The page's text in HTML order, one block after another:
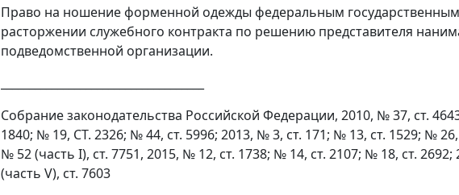
Право на ношение форменной одежды федеральным
расторжении служебного контракта по решению представителя
подведомственной организации.
Собрание законодательства Российской Федерации, 2010, № 37, ст.
1840; № 19, СТ. 2326; № 44, ст. 5996; 2013, № 3, ст. 171; № 13, ст. 1529; №
№ 52 (часть I), ст. 7751, 2015, № 12, ст. 1738; № 14, ст. 2107; № 18, ст.
(часть V), ст. 7603